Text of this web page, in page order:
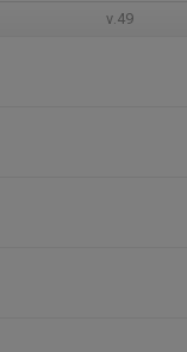
v.49